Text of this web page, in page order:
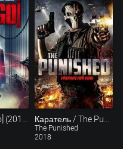
The Punished
2018